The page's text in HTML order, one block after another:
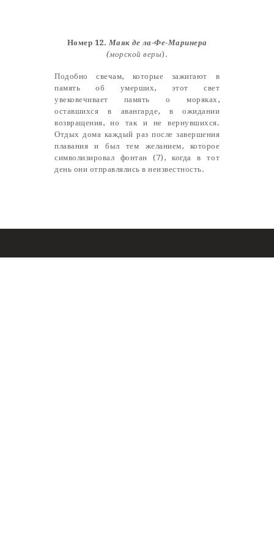
Castillo Monumento Colomares
BENALMÁDENA
INICIO
HISTORIA
CONSTRUCCIÓN
FOTOS
Номер 12. Маяк де ла-Фе-Маринера
(морской веры).
Подобно свечам, которые зажигают в
память об умерших, этот свет
увековечивает память о моряках,
оставшихся в авангарде, в ожидании
возвращения, но так и не вернувшихся.
Отдых дома каждый раз после завершения
плавания и был тем желанием, которое
символизировал фонтан (7), когда в тот
день они отправлялись в неизвестность.